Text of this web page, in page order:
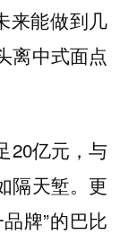
来能做到几
离中式面点
20亿元，与
隔天堑。更
牌”的巴比